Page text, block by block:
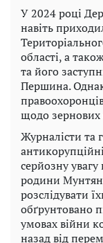
У 2024 році
навіть
області, а
та його
Першина.
щодо зернових
Журналісти та
серйозну увагу
родини
розслідувати
обґрунтовано
умовах війни
назад від